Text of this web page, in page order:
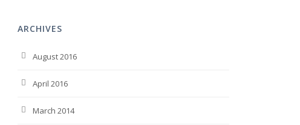
ARCHIVES
August 2016
April 2016
March 2014